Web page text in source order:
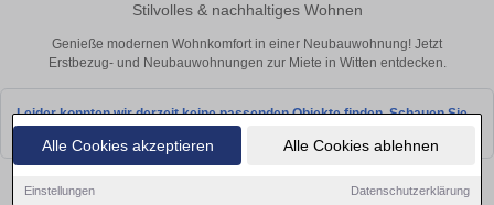
Alle Cookies akzeptieren Alle Cookies ablehnen
Einstellungen Datenschutzerklärung
Stilvolles & nachhaltiges Wohnen
Genieße modernen Wohnkomfort in einer Neubauwohnung! Jetzt
Erstbezug- und Neubauwohnungen zur Miete in Witten entdecken.
Leider konnten wir derzeit keine passenden Objekte finden. Schauen Sie